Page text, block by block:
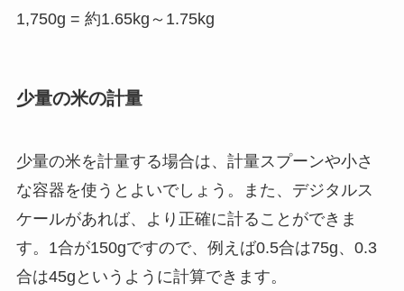
1,750g = 約1.65kg～1.75kg
少量の米の計量
少量の米を計量する場合は、計量スプーンや小さ
な容器を使うとよいでしょう。また、デジタルス
ケールがあれば、より正確に計ることができま
す。1合が150gですので、例えば0.5合は75g、0.3
合は45gというように計算できます。